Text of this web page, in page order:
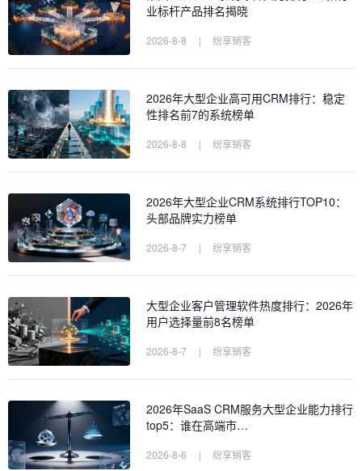
业标杆产品排名揭晓
2026-8-8 | 纷享销客
2026年大型企业高可用CRM排行：稳定
性排名前7的系统榜单
2026-8-8 | 纷享销客
2026年大型企业CRM系统排行TOP10：
头部品牌实力榜单
2026-8-7 | 纷享销客
大型企业客户管理软件热度排行：2026年
用户选择量前8名榜单
2026-8-7 | 纷享销客
2026年SaaS CRM服务大型企业能力排行
top5：谁在高端市…
2026-8-6 | 纷享销客